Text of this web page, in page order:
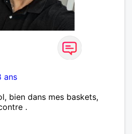
ans
bien dans mes baskets,
.